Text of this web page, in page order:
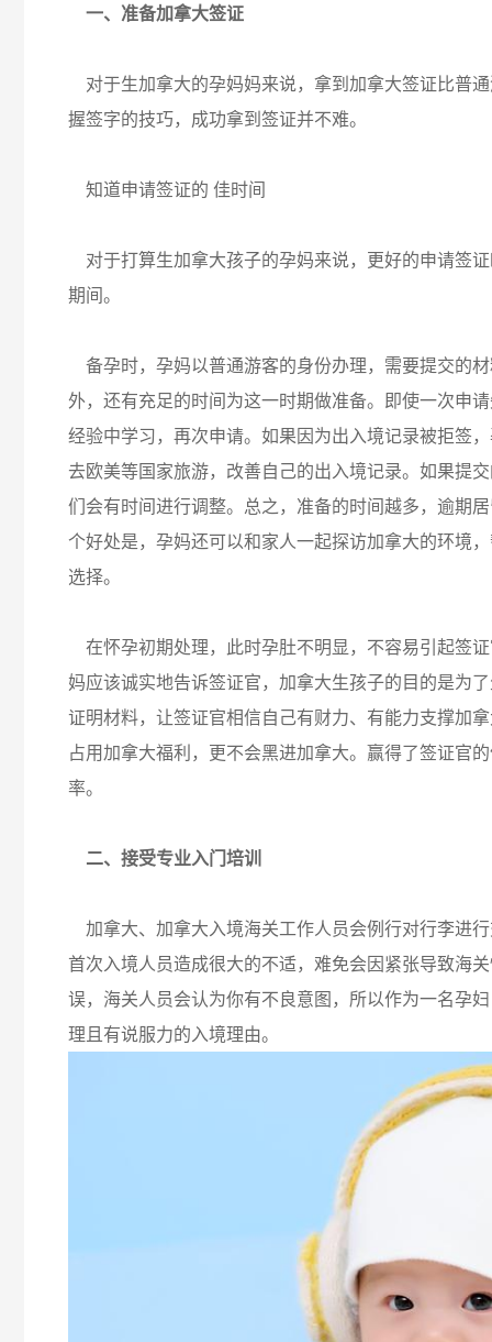
一、准备加拿大签证
对于生加拿大的孕妈妈来说，拿到加拿大签证比普
握签字的技巧，成功拿到签证并不难。
知道申请签证的 佳时间
对于打算生加拿大孩子的孕妈来说，更好的申请签证
期间。
备孕时，孕妈以普通游客的身份办理，需要提交的
外，还有充足的时间为这一时期做准备。即使一次申
经验中学习，再次申请。如果因为出入境记录被拒签
去欧美等国家旅游，改善自己的出入境记录。如果提
们会有时间进行调整。总之，准备的时间越多，逾期
个好处是，孕妈还可以和家人一起探访加拿大的环境
选择。
在怀孕初期处理，此时孕肚不明显，不容易引起签
妈应该诚实地告诉签证官，加拿大生孩子的目的是为
证明材料，让签证官相信自己有财力、有能力支撑加
占用加拿大福利，更不会黑进加拿大。赢得了签证官
率。
二、接受专业入门培训
加拿大、加拿大入境海关工作人员会例行对行李进
首次入境人员造成很大的不适，难免会因紧张导致海
误，海关人员会认为你有不良意图，所以作为一名孕
理且有说服力的入境理由。